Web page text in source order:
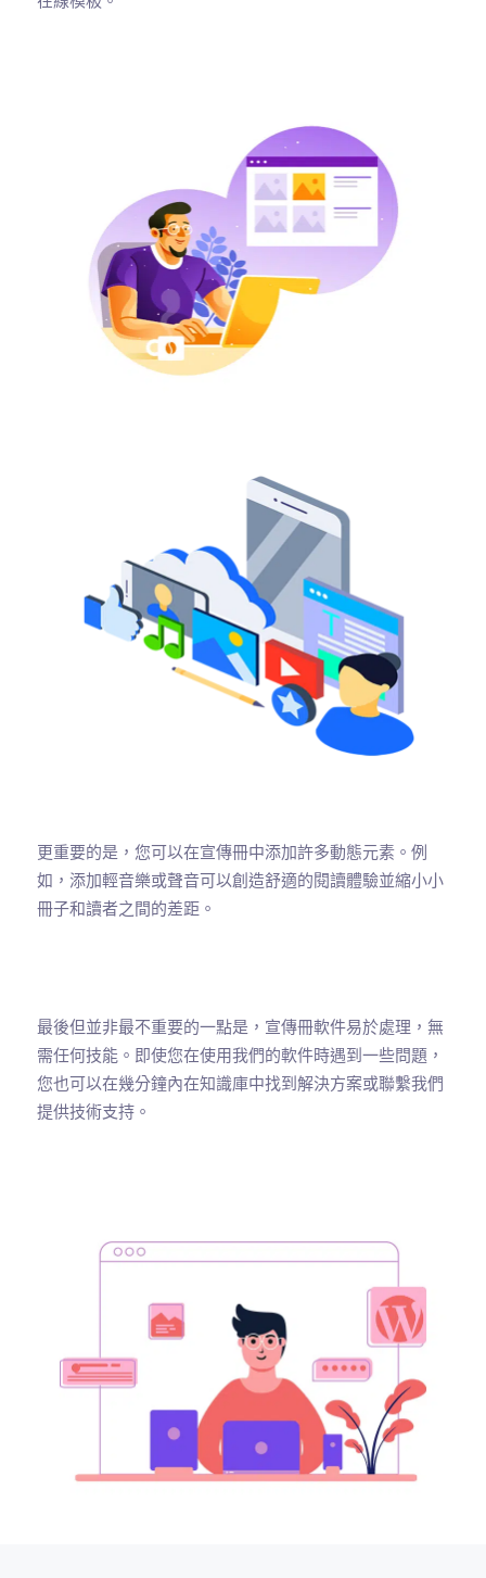
更重要的是，您可以在宣傳冊中添加許多動態元素。例
如，添加輕音樂或聲音可以創造舒適的閱讀體驗並縮小小
冊子和讀者之間的差距。
最後但並非最不重要的一點是，宣傳冊軟件易於處理，無
需任何技能。即使您在使用我們的軟件時遇到一些問題，
您也可以在幾分鐘內在知識庫中找到解決方案或聯繫我們
提供技術支持。